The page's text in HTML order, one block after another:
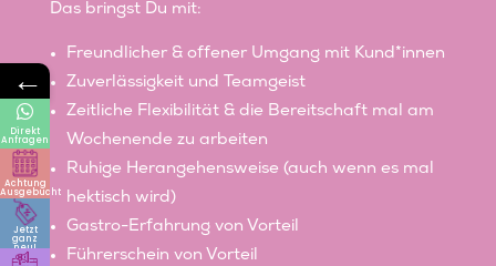
Das bringst Du mit:
Freundlicher & offener Umgang mit Kund*innen
Zuverlässigkeit und Teamgeist
Zeitliche Flexibilität & die Bereitschaft mal am
Wochenende zu arbeiten
Ruhige Herangehensweise (auch wenn es mal
hektisch wird)
Gastro-Erfahrung von Vorteil
Führerschein von Vorteil
←
Direkt
Anfragen
Achtung
Ausgebucht
Jetzt
ganz
neu!